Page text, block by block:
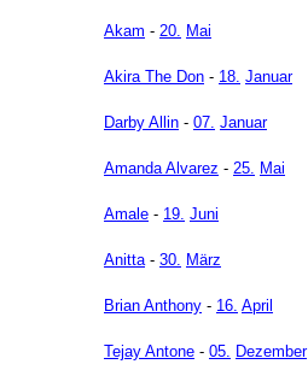
Akam - 20. Mai
Akira The Don - 18. Januar
Darby Allin - 07. Januar
Amanda Alvarez - 25. Mai
Amale - 19. Juni
Anitta- 30. März
Brian Anthony - 16. April
Tejay Antone - 05. Dezember